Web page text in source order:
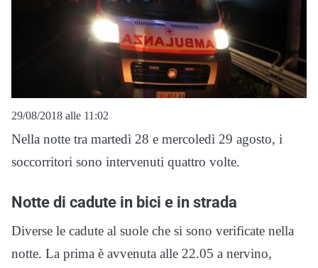
29/08/2018 alle 11:02
Nella notte tra martedì 28 e mercoledì 29 agosto, i
soccorritori sono intervenuti quattro volte.
Notte di cadute in bici e in strada
Diverse le cadute al suole che si sono verificate nella
notte. La prima è avvenuta alle 22.05 a nervino,